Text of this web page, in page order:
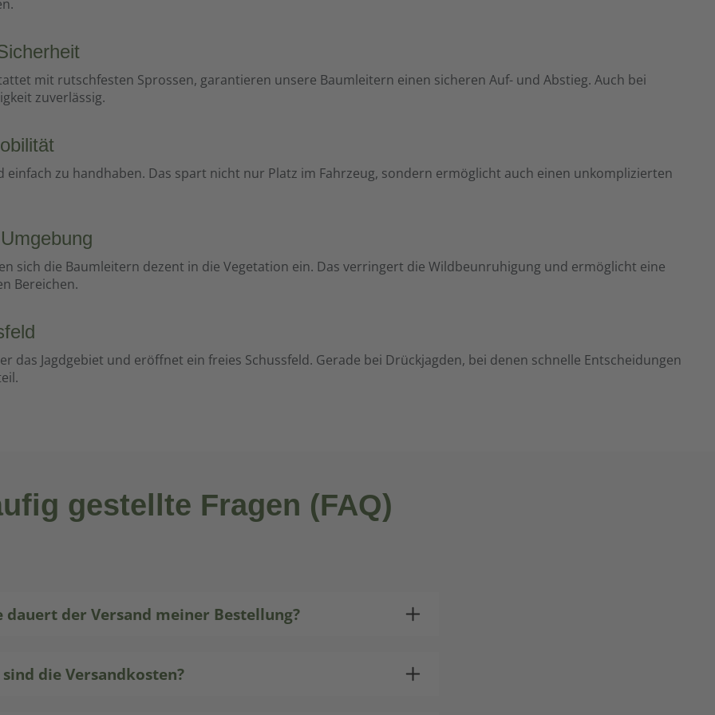
Diese Baumleiter
Tarnnetz oder einer
kombiniert
zusätzlichen Schutz und
Ideal zur
oder
oder am Waldrand an
und komfortable
Jagd aus einer
durchzuführen.
erledigt. Bestellen Sie
– 400 cm Höhe –
Sie von einer
Sicht und
mit rutschfesten Sprossen, garantieren unsere Baumleitern einen sicheren Auf- und Abstieg. Auch bei
zuverlässig.
zu handhaben. Das spart nicht nur Platz im Fahrzeug, sondern ermöglicht auch einen unkomplizierten
sich die Baumleitern dezent in die Vegetation ein. Das verringert die Wildbeunruhigung und ermöglicht eine
Bereichen.
Jagdgebiet und eröffnet ein freies Schussfeld. Gerade bei Drückjagden, bei denen schnelle Entscheidungen
gestellte Fragen (FAQ)
dauert der Versand meiner Bestellung?
die Versandkosten?